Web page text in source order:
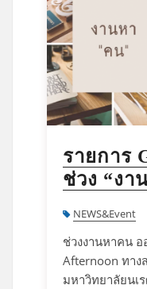
รายการ
ช่วง “งา
NEWS&Event
ช่วงงานหาคน อ
Afternoon ทาง
มหาวิทยาลัยนเ